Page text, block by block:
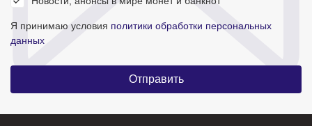
Я принимаю условия политики обработки персональных
данных